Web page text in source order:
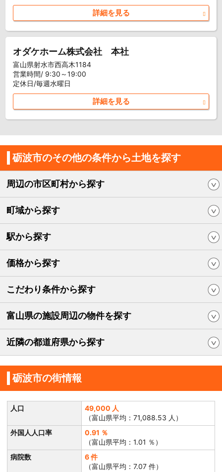
詳細を見る
オダケホーム株式会社 本社
富山県射水市西高木1184
営業時間/ 9:30～19:00
定休日/毎週水曜日
詳細を見る
砺波市のその他の条件から土地を探す
周辺の市区町村から探す
町域から探す
駅から探す
価格から探す
こだわり条件から探す
富山県の施設周辺の物件を探す
近隣の都道府県から探す
砺波市の街情報
人口
49,000 人
（富山県平均：71,088.53 人）
外国人人口率
0.91 ％
（富山県平均：1.01 ％）
病院数
6 件
（富山県平均：7.07 件）